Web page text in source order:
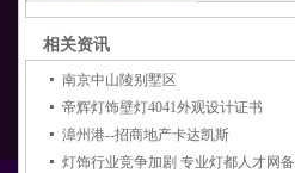
相关资讯
南京中山陵别墅区
帝辉灯饰壁灯4041外观设计证书
漳州港--招商地产卡达凯斯
灯饰行业竞争加剧 专业灯都人才网